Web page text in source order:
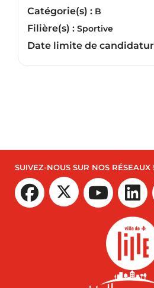
Catégorie(s) : B
Filière(s) : Sportive
Date limite de
SUIVEZ-NOUS SUR NOS RÉSEAUX !